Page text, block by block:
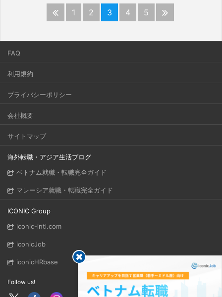
1 2 3 4 5
FAQ
利用規約
プライバシーポリシー
会社概要
サイトマップ
海外転職・アジア生活ブログ
ベトナム就職・転職完全ガイド
マレーシア就職・転職完全ガイド
ICONIC Group
iconic-intl.com
iconicJob
iconicHRbase
Follow us!